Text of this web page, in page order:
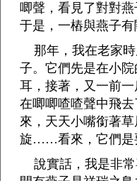
唧聲，看見了對對燕
于是，一樁與燕子
那年，我在老家時
子。它們先是在小
耳，接著，又一前一
在唧唧喳喳聲中飛
來，天天小嘴銜著
旋……看來，它們是
說實話，我是非常